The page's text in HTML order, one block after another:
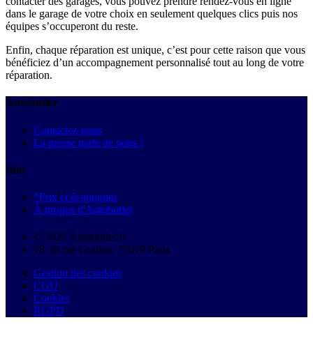
dans le garage de votre choix en seulement quelques clics puis nos
équipes s’occuperont du reste.
Enfin, chaque réparation est unique, c’est pour cette raison que vous
bénéficiez d’un accompagnement personnalisé tout au long de votre
réparation.
Autobutler
Contactez-nous
La presse parle de nous !
Info
*Prix et économies
À propos d'Autobutler
© 2026 Autobutler.fr
18-26 rue Goubet, 75019 Paris
Gestion des cookies
CGU
Cookies
RGPD